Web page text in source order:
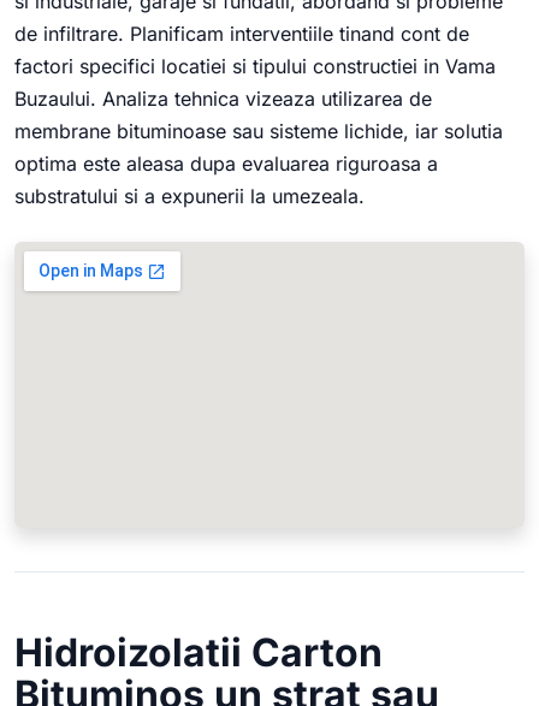
de infiltrare. Planificam interventiile tinand cont de
factori specifici locatiei si tipului constructiei in Vama
Buzaului. Analiza tehnica vizeaza utilizarea de
membrane bituminoase sau sisteme lichide, iar solutia
optima este aleasa dupa evaluarea riguroasa a
substratului si a expunerii la umezeala.
Hidroizolatii Carton
Bituminos un strat sau